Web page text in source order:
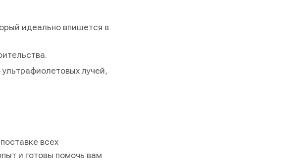
идеально впишется в
лучей,
всех
и готовы помочь вам